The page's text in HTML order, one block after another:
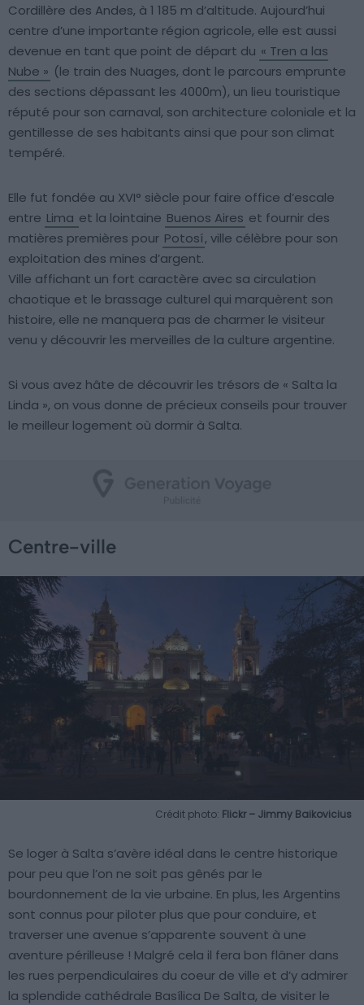
Cordillère des Andes, à 1 185 m d’altitude. Aujourd’hui
centre d’une importante région agricole, elle est aussi
devenue en tant que point de départ du « Tren a las
Nube » (le train des Nuages, dont le parcours emprunte
des sections dépassant les 4000m), un lieu touristique
réputé pour son carnaval, son architecture coloniale et la
gentillesse de ses habitants ainsi que pour son climat
tempéré.
Elle fut fondée au XVI° siècle pour faire office d’escale
entre Lima et la lointaine Buenos Aires et fournir des
matières premières pour Potosí, ville célèbre pour son
exploitation des mines d’argent.
Ville affichant un fort caractère avec sa circulation
chaotique et le brassage culturel qui marquèrent son
histoire, elle ne manquera pas de charmer le visiteur
venu y découvrir les merveilles de la culture argentine.
Si vous avez hâte de découvrir les trésors de « Salta la
Linda », on vous donne de précieux conseils pour trouver
le meilleur logement où dormir à Salta.
Centre-ville
Crédit photo: Flickr – Jimmy Baikovicius
Se loger à Salta s’avère idéal dans le centre historique
pour peu que l’on ne soit pas gênés par le
bourdonnement de la vie urbaine. En plus, les Argentins
sont connus pour piloter plus que pour conduire, et
traverser une avenue s’apparente souvent à une
aventure périlleuse ! Malgré cela il fera bon flâner dans
les rues perpendiculaires du coeur de ville et d’y admirer
la splendide cathédrale Basílica De Salta, de visiter le